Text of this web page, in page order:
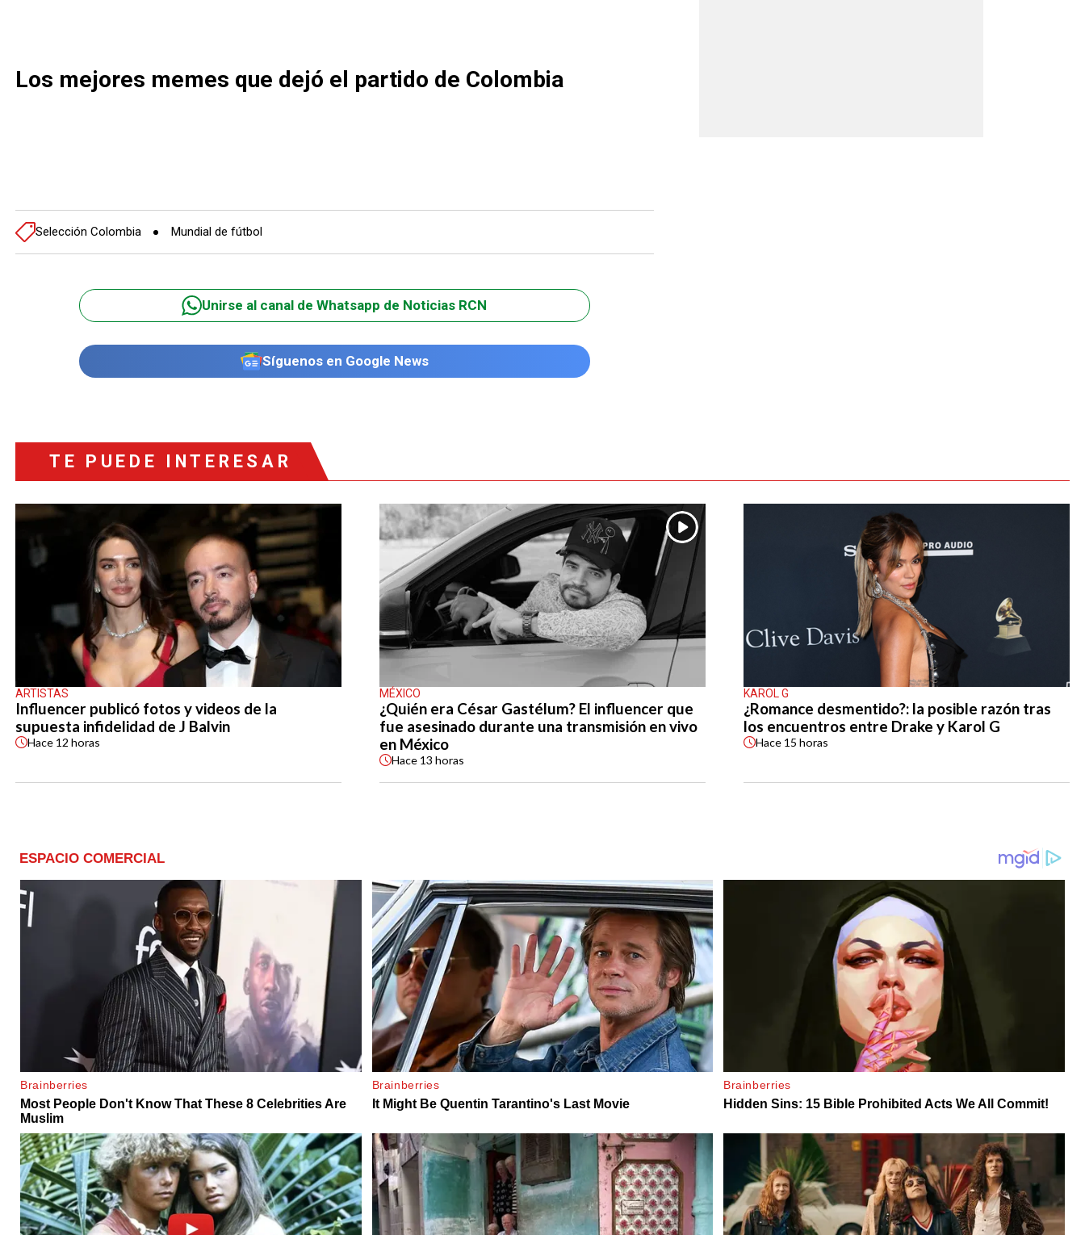
Los mejores memes que dejó el partido de Colombia
Selección Colombia Mundial de fútbol
Unirse al canal de Whatsapp de Noticias RCN
Síguenos en Google News
TE PUEDE INTERESAR
ARTISTAS
Influencer publicó fotos y videos de la
supuesta infidelidad de J Balvin
Hace 12 horas
MÉXICO
¿Quién era César Gastélum? El influencer que
fue asesinado durante una transmisión en vivo
en México
Hace 13 horas
KAROL G
¿Romance desmentido?: la posible razón tras
los encuentros entre Drake y Karol G
Hace 15 horas